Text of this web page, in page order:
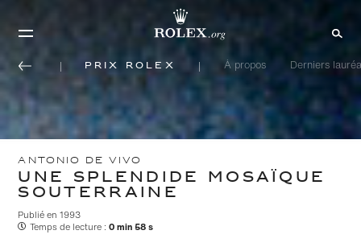
Prix Rolex À propos Derniers
ANTONIO DE VIVO
UNE SPLENDIDE MOSAÏQUE
SOUTERRAINE
Publié en 1993
Temps de lecture : 0 min 58 s